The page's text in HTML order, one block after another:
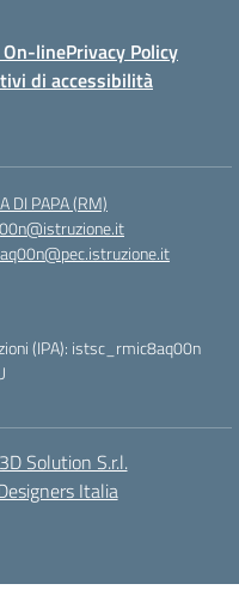
linePrivacy Policy
di accessibilità
DI PAPA (RM)
(IPA): istsc_rmic8aq00n
Solution S.r.l.
Italia